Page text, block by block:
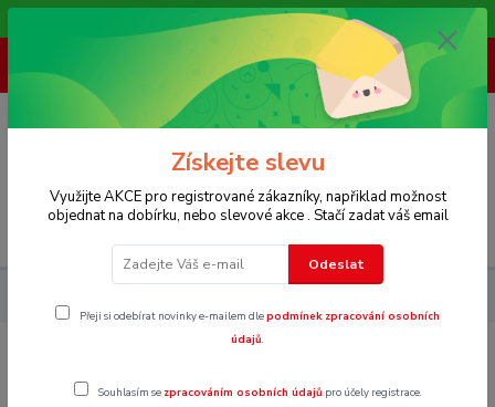
Vítáme Vás na našem e-shopu,. Stále doplňujeme nové produkty.
Menu
(Po-Pá, 8-16 hod.)
0
Získejte slevu
Využijte AKCE pro registrované zákazníky, napřiklad možnost
objednat na dobírku, nebo slevové akce . Stačí zadat váš email
Odeslat
Přeji si odebírat novinky e-mailem dlepodmínek zpracování osobních
údajů.
Souhlasím se zpracováním osobních údajů pro účely registrace.